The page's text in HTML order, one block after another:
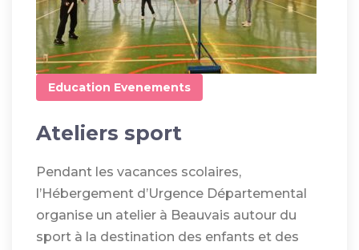
Education Evenements
Ateliers sport
Pendant les vacances scolaires,
l’Hébergement d’Urgence Départemental
organise un atelier à Beauvais autour du
sport à la destination des enfants et des